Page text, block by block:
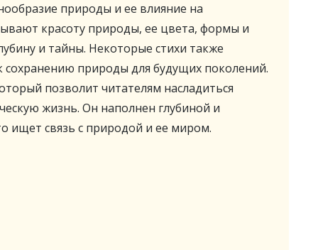
природы и ее влияние на
красоту природы, ее цвета, формы и
и тайны. Некоторые стихи также
природы для будущих поколений.
позволит читателям насладиться
жизнь. Он наполнен глубиной и
ищет связь с природой и ее миром.